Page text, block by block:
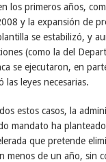
los primeros años,
y la expansión de
se estabilizó, y
(como la del
se ejecutaron, en
leyes necesarias.
estos casos, la
mandato ha
que pretende
menos de un año, sin